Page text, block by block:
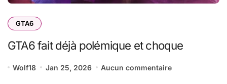
GTA6
GTA6 fait déjà polémique et choque
Wolf18 Jan 25, 2026 Aucun commentaire